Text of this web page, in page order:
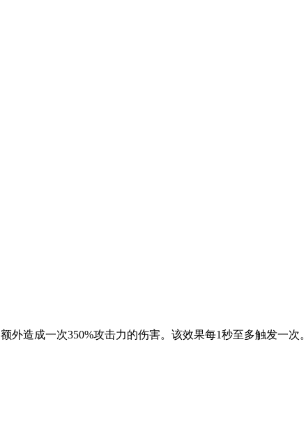
造成一次350%攻击力的伤害。该效果每1秒至多触发一次。